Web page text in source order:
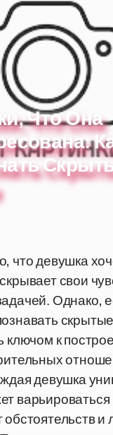
Что Она
что девушка
свои
Однако,
ключом к
девушка
варьироваться
и